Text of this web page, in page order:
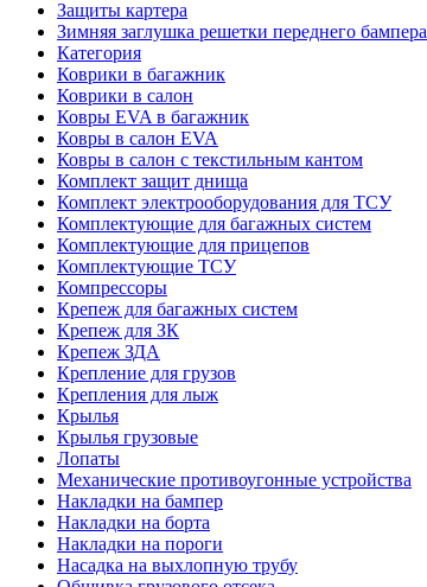
Защиты картера
Зимняя заглушка решетки переднего бампера
Категория
Коврики в багажник
Коврики в салон
Ковры EVA в багажник
Ковры в салон EVA
Ковры в салон с текстильным кантом
Комплект защит днища
Комплект электрооборудования для ТСУ
Комплектующие для багажных систем
Комплектующие для прицепов
Комплектующие ТСУ
Компрессоры
Крепеж для багажных систем
Крепеж для ЗК
Крепеж ЗДА
Крепление для грузов
Крепления для лыж
Крылья
Крылья грузовые
Лопаты
Механические противоугонные устройства
Накладки на бампер
Накладки на борта
Накладки на пороги
Насадка на выхлопную трубу